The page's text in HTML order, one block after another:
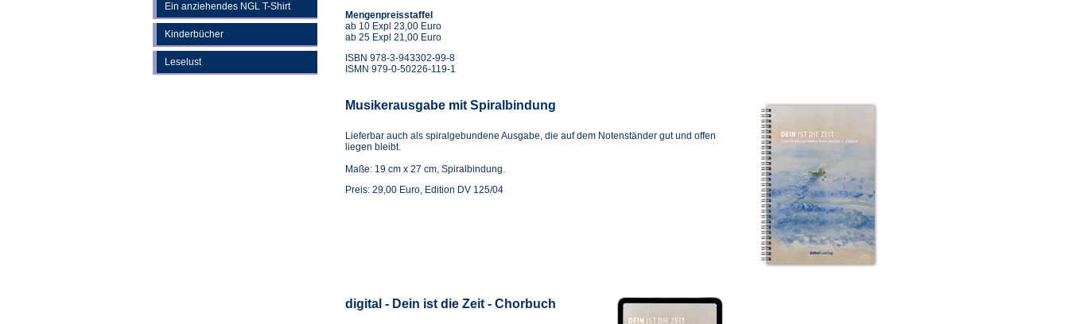
Ein anziehendes NGL T-Shirt
Kinderbücher
Leselust
Mengenpreisstaffel
ab 10 Expl 23,00 Euro
ab 25 Expl 21,00 Euro
ISBN 978-3-943302-99-8
ISMN 979-0-50226-119-1
Musikerausgabe mit Spiralbindung
Lieferbar auch als spiralgebundene Ausgabe, die auf dem Notenständer gut und offen
liegen bleibt.
Maße: 19 cm x 27 cm, Spiralbindung.
Preis: 29,00 Euro, Edition DV 125/04
digital - Dein ist die Zeit - Chorbuch